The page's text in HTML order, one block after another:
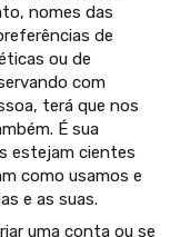
nomes das
de
ou de
com
terá que nos
É sua
estejam cientes
como usamos e
e as suas.
uma conta ou se